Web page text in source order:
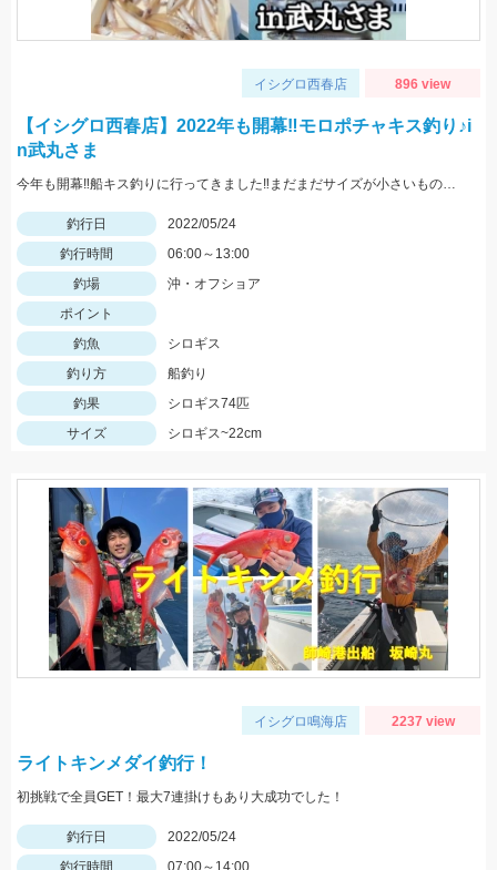
イシグロ西春店 896 view
【イシグロ西春店】2022年も開幕‼モロポチャキス釣り♪i
n武丸さま
今年も開幕‼船キス釣りに行ってきました‼まだまだサイズが小さいものも混じりますが、ハリは8～10号の方が掛かりがよくオススメですよ‼
釣行日
2022/05/24
釣行時間
06:00～13:00
釣場
沖・オフショア
ポイント
釣魚
シロギス
釣り方
船釣り
釣果
シロギス74匹
サイズ
シロギス~22cm
イシグロ鳴海店 2237 view
ライトキンメダイ釣行！
初挑戦で全員GET！最大7連掛けもあり大成功でした！
釣行日
2022/05/24
釣行時間
07:00～14:00